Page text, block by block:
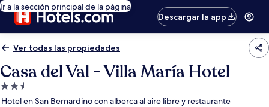
Ir a la sección principal de la página
Descargar la app
Ver todas las propiedades
Casa del Val - Villa María Hotel
Propiedad
de
Hotel en San Bernardino con alberca al aire libre y restaurante